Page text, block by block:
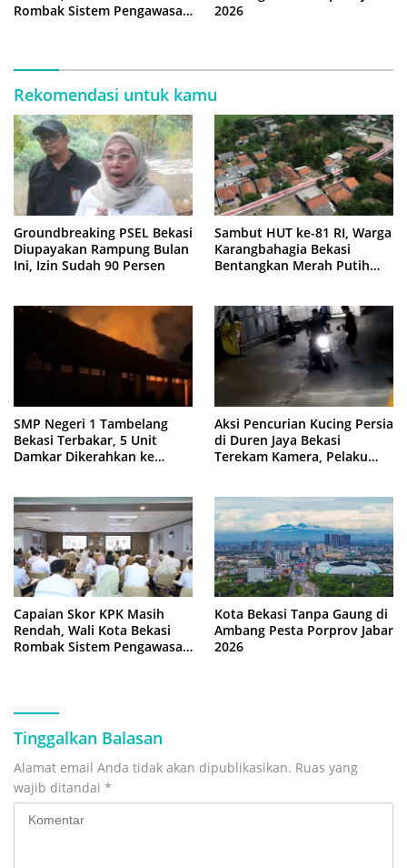
Rombak Sistem Pengawasan
2026
Rekomendasi untuk kamu
Groundbreaking PSEL Bekasi
Diupayakan Rampung Bulan
Ini, Izin Sudah 90 Persen
Sambut HUT ke-81 RI, Warga
Karangbahagia Bekasi
Bentangkan Merah Putih
SMP Negeri 1 Tambelang
Bekasi Terbakar, 5 Unit
Damkar Dikerahkan ke
Aksi Pencurian Kucing Persia
di Duren Jaya Bekasi
Terekam Kamera, Pelaku
Capaian Skor KPK Masih
Rendah, Wali Kota Bekasi
Rombak Sistem Pengawasan
Kota Bekasi Tanpa Gaung di
Ambang Pesta Porprov Jabar
2026
Tinggalkan Balasan
Alamat email Anda tidak akan dipublikasikan. Ruas yang
wajib ditandai *